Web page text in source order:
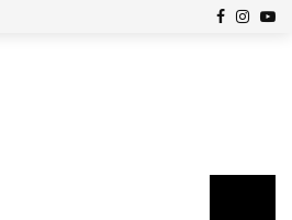
Facebook